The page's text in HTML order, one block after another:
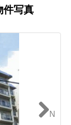
件写真
N